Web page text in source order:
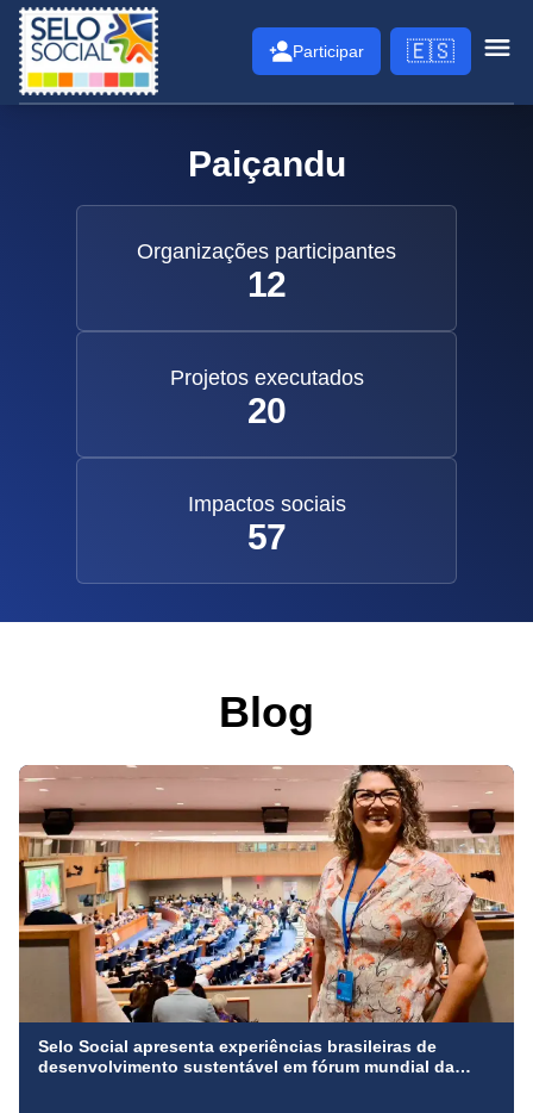
Selo Social
Participar 🇪🇸
Paiçandu
Organizações participantes
12
Projetos executados
20
Impactos sociais
57
Blog
Selo Social apresenta experiências brasileiras de
desenvolvimento sustentável em fórum mundial da